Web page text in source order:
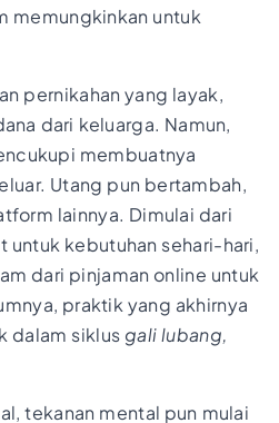
memungkinkan untuk
pernikahan yang layak,
dari keluarga. Namun,
membuatnya
Utang pun bertambah,
lainnya. Dimulai dari
untuk kebutuhan sehari-hari,
dari pinjaman online untuk
praktik yang akhirnya
dalam siklus gali lubang,
tekanan mental pun mulai